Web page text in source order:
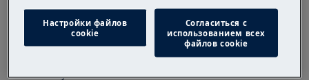
Фильтр светодиодный:
Этот светодиод всегда горит в конце
цикла сушки и указывает, что фильтр
следует очищать после каждого цикла
сушки.
Настройки файлов
cookie
Согласиться с
использованием всех
файлов cookie